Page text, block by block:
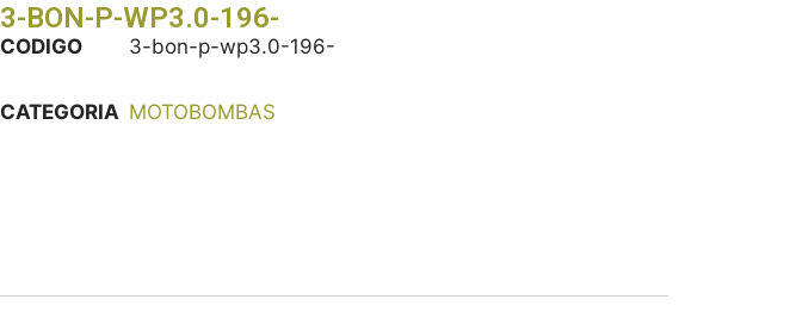
3-BON-P-WP3.0-196-
CODIGO 3-bon-p-wp3.0-196-
CATEGORIA MOTOBOMBAS